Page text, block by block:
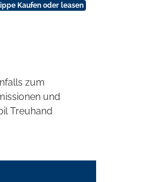
Kaufen oder leasen
zum
und
Treuhand